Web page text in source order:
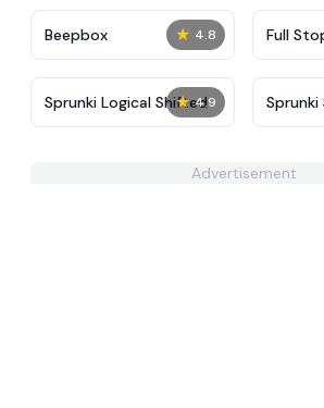
★ 4.8
Beepbox Full
★ 4.9
Sprunki Logical Shifted
Advertisement